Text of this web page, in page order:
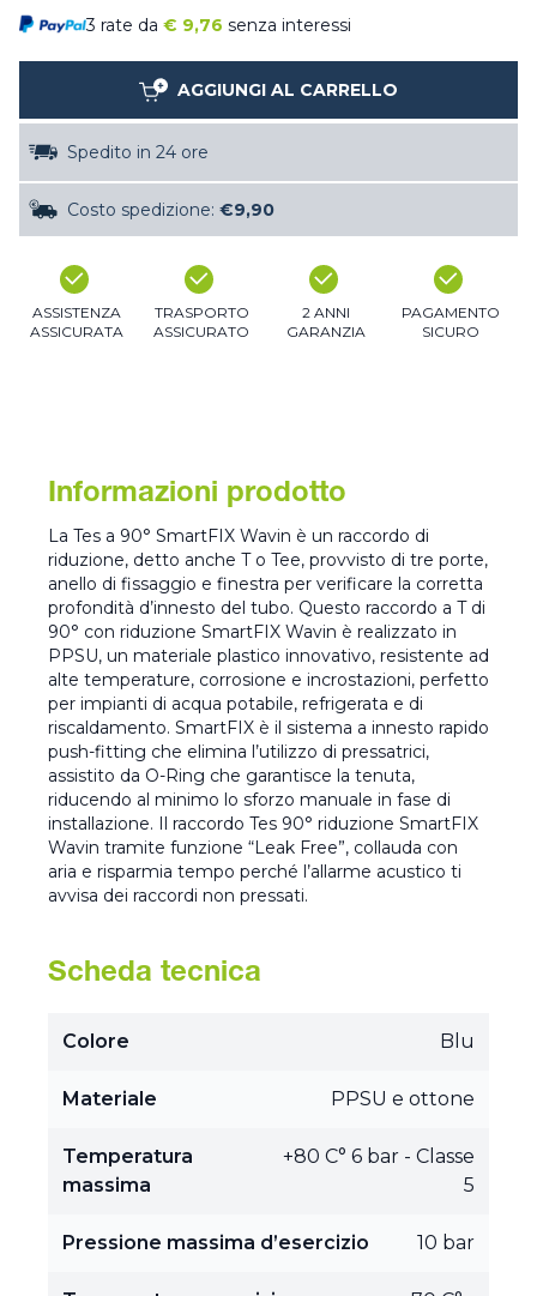
3 rate da € 9,76 senza interessi
AGGIUNGI AL CARRELLO
Spedito in 24 ore
Costo spedizione: €9,90
ASSISTENZA
ASSICURATA
TRASPORTO
ASSICURATO
2 ANNI
GARANZIA
PAGAMENTO
SICURO
Informazioni prodotto
La Tes a 90° SmartFIX Wavin è un raccordo di
riduzione, detto anche T o Tee, provvisto di tre porte,
anello di fissaggio e finestra per verificare la corretta
profondità d’innesto del tubo. Questo raccordo a T di
90° con riduzione SmartFIX Wavin è realizzato in
PPSU, un materiale plastico innovativo, resistente ad
alte temperature, corrosione e incrostazioni, perfetto
per impianti di acqua potabile, refrigerata e di
riscaldamento. SmartFIX è il sistema a innesto rapido
push-fitting che elimina l’utilizzo di pressatrici,
assistito da O-Ring che garantisce la tenuta,
riducendo al minimo lo sforzo manuale in fase di
installazione. Il raccordo Tes 90° riduzione SmartFIX
Wavin tramite funzione “Leak Free”, collauda con
aria e risparmia tempo perché l’allarme acustico ti
avvisa dei raccordi non pressati.
Scheda tecnica
Colore Blu
Materiale PPSU e ottone
Temperatura
massima
+80 C° 6 bar - Classe
5
Pressione massima d’esercizio 10 bar